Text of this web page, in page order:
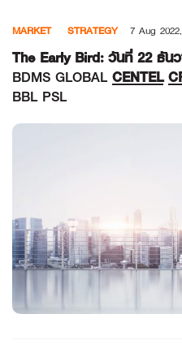
content
MARKET STRATEGY 7 Aug
The Early Bird: วันที่ 22 ธัน
BDMS GLOBALCENTEL
BBL PSL